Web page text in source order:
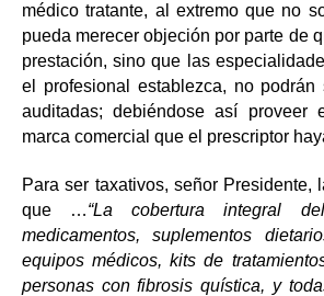
médico tratante, al extremo que no
pueda merecer objeción por parte de
prestación, sino que las
el profesional establezca, no podrán
auditadas; debiéndose así proveer
marca comercial que el prescriptor
Para ser taxativos, señor Presidente,
que …“La cobertura integral
medicamentos, suplementos
equipos médicos, kits de
personas con fibrosis quística, y